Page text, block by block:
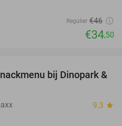
Regulier €46
€34,50
22%
bij Dinopark &
9.3 star